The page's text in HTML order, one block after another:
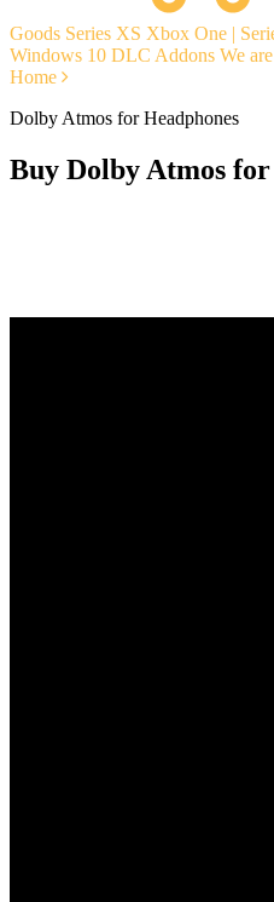
Goods Series XS Xbox One |
Windows 10 DLC Addons We
Home
Dolby Atmos for Headphones
Buy Dolby Atmos for